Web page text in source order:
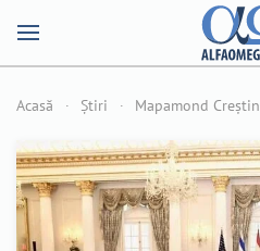
Acasă Știri Mapamond Creștin